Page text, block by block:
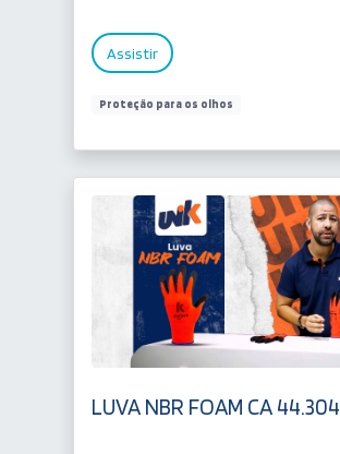
Assistir
Proteção para os olhos
LUVA NBR FOAM CA 44.304